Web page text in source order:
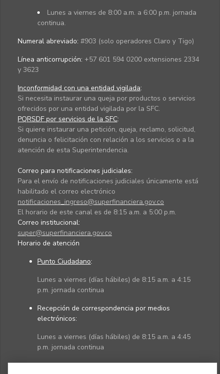
Lunes a viernes de 8:00 a.m. a 6:00 p.m. jornada
continua.
Numeral abreviado: #903 (solo operadores Claro y Tigo)
Línea anticorrupción: +57 601 594 0200 extensiones 2334
y 3623
Inconformidad con una entidad vigilada:
Si necesita instaurar una queja por productos o servicios
ofrecidos por una entidad vigilada por la SFC.
PQRSDF por servicios de la SFC:
Si quiere instaurar una petición, queja, reclamo, solicitud,
denuncia o felicitación con relación a los servicios o a la
atención de esta Superintendencia.
Correo para notificaciones judiciales:
Para el envío de notificaciones judiciales únicamente está
habilitado el correo electrónico
notificaciones_ingreso@superfinanciera.gov.co
El horario de este canal es de 8:15 a.m. a 5:00 p.m.
Correo institucional:
super@superfinanciera.gov.co
Horario de atención
Punto Ciudadano:
Lunes a viernes (días hábiles) de 8:15 a.m. a 4:15
p.m. jornada continua
Recepción de correspondencia por medios
electrónicos:
Lunes a viernes (días hábiles) de 8:15 a.m. a 4:45
p.m. jornada continua